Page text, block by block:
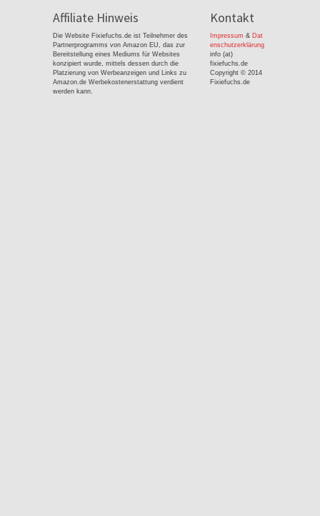
Affiliate Hinweis
Die Website Fixiefuchs.de ist Teilnehmer des
Partnerprogramms von Amazon EU, das zur
Bereitstellung eines Mediums für Websites
konzipiert wurde, mittels dessen durch die
Platzierung von Werbeanzeigen und Links zu
Amazon.de Werbekostenerstattung verdient
werden kann.
Kontakt
Impressum & Dat
enschutzerklärung
info (at)
fixiefuchs.de
Copyright © 2014
Fixiefuchs.de